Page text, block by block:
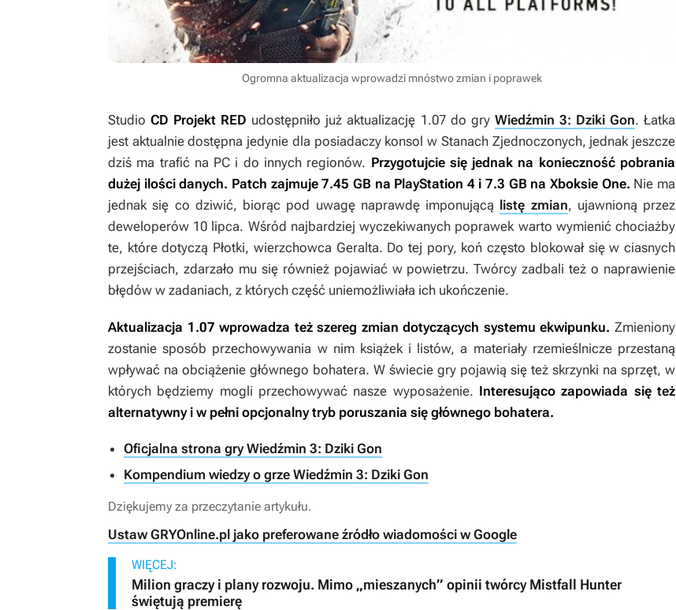
Ogromna aktualizacja wprowadzi mnóstwo zmian i poprawek
StudioCD Projekt RED udostępniło już aktualizację 1.07 do gry Wiedźmin 3: Dziki Gon. Łatka
jest aktualnie dostępna jedynie dla posiadaczy konsol w Stanach Zjednoczonych, jednak jeszcze
dziś ma trafić na PC i do innych regionów. Przygotujcie się jednak na konieczność pobrania
dużej ilości danych. Patch zajmuje 7.45 GB na PlayStation 4 i 7.3 GB na Xboksie One. Nie ma
jednak się co dziwić, biorąc pod uwagę naprawdę imponującą listę zmian, ujawnioną przez
deweloperów 10 lipca. Wśród najbardziej wyczekiwanych poprawek warto wymienić chociażby
te, które dotyczą Płotki, wierzchowca Geralta. Do tej pory, koń często blokował się w ciasnych
przejściach, zdarzało mu się również pojawiać w powietrzu. Twórcy zadbali też o naprawienie
błędów w zadaniach, z których część uniemożliwiała ich ukończenie.
Aktualizacja 1.07 wprowadza też szereg zmian dotyczących systemu ekwipunku. Zmieniony
zostanie sposób przechowywania w nim książek i listów, a materiały rzemieślnicze przestaną
wpływać na obciążenie głównego bohatera. W świecie gry pojawią się też skrzynki na sprzęt, w
których będziemy mogli przechowywać nasze wyposażenie. Interesująco zapowiada się też
alternatywny i w pełni opcjonalny tryb poruszania się głównego bohatera.
Oficjalna strona gry Wiedźmin 3: Dziki Gon
Kompendium wiedzy o grze Wiedźmin 3: Dziki Gon
Dziękujemy za przeczytanie artykułu.
Ustaw GRYOnline.pl jako preferowane źródło wiadomości w Google
WIĘCEJ:
Milion graczy i plany rozwoju. Mimo „mieszanych” opinii twórcy Mistfall Hunter
świętują premierę